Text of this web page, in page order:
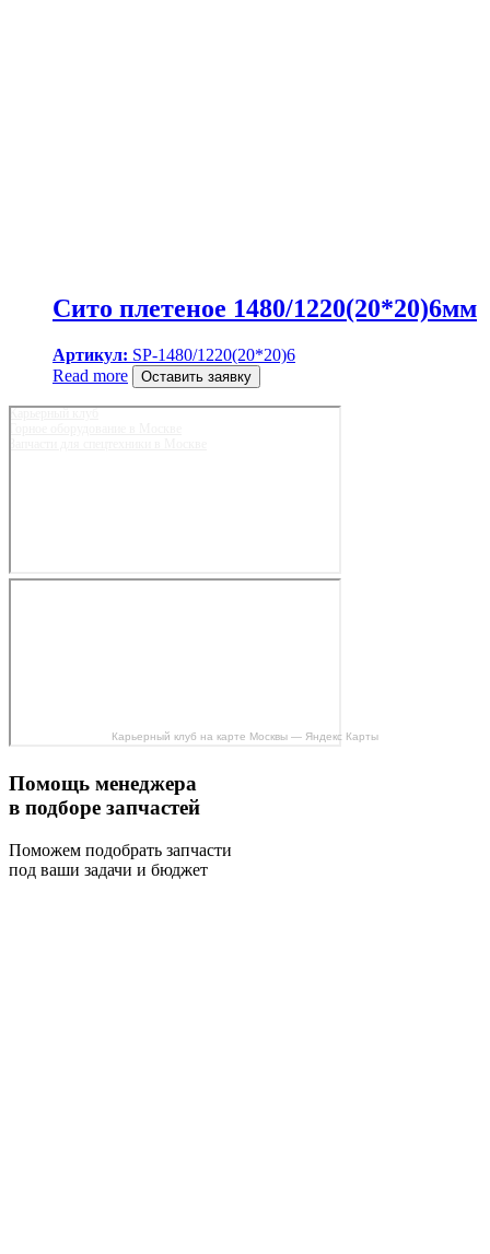
Сито плетеное 1480/1220(20*20)6мм
Артикул: SP-1480/1220(20*20)6
Read more
Оставить заявку
Карьерный клуб на карте Москвы — Яндекс Карты
Помощь менеджера
в подборе запчастей
Поможем подобрать запчасти
под ваши задачи и бюджет